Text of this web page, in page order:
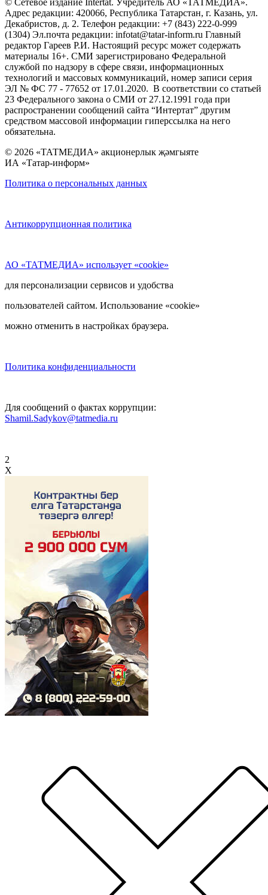
Адрес редакции: 420066, Республика Татарстан, г. Казань, ул.
Декабристов, д. 2. Телефон редакции: +7 (843) 222-0-999
(1304) Эл.почта редакции: infotat@tatar-inform.ru Главный
редактор Гареев Р.И. Настоящий ресурс может содержать
материалы 16+. СМИ зарегистрировано Федеральной
службой по надзору в сфере связи, информационных
технологий и массовых коммуникаций, номер записи серия
ЭЛ № ФС 77 - 77652 от 17.01.2020. В соответствии со статьей
23 Федерального закона о СМИ от 27.12.1991 года при
распространении сообщений сайта “Интертат” другим
средством массовой информации гиперссылка на него
обязательна.
© 2026 «ТАТМЕДИА» акционерлык җәмгыяте
ИА «Татар-информ»
Политика о персональных данных
Антикоррупционная политика
АО «ТАТМЕДИА» использует «cookie»
для персонализации сервисов и удобства
пользователей сайтом. Использование «cookie»
можно отменить в настройках браузера.
Политика конфиденциальности
Для сообщений о фактах коррупции:
Shamil.Sadykov@tatmedia.ru
2
X